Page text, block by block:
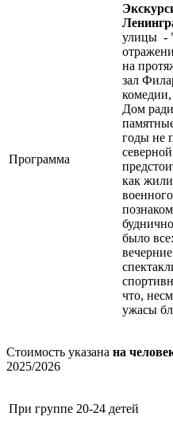
Программа
улицы -
на
зал
Дом
годы не
как
было
что,
ужасы
Стоимость указана на
2025/2026
При группе 20-24 детей